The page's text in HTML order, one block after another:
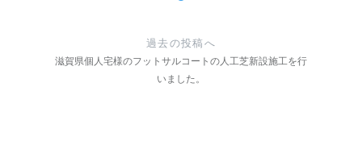
過去の投稿へ
滋賀県個人宅様のフットサルコートの人工芝新設施工を行
いました。